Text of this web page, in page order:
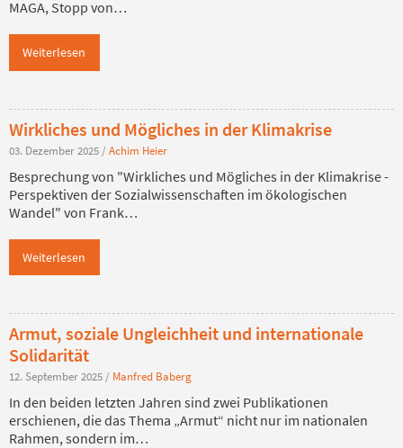
MAGA, Stopp von…
Weiterlesen
Wirkliches und Mögliches in der Klimakrise
03. Dezember 2025 / Achim Heier
Besprechung von "Wirkliches und Mögliches in der Klimakrise -
Perspektiven der Sozialwissenschaften im ökologischen
Wandel" von Frank…
Weiterlesen
Armut, soziale Ungleichheit und internationale
Solidarität
12. September 2025 / Manfred Baberg
In den beiden letzten Jahren sind zwei Publikationen
erschienen, die das Thema „Armut“ nicht nur im nationalen
Rahmen, sondern im…